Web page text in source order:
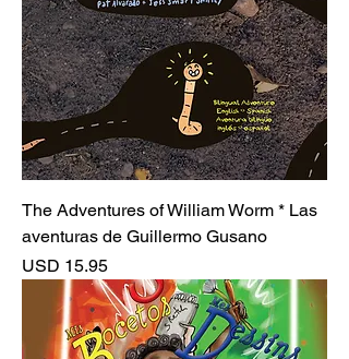
The Adventures of William Worm * Las
aventuras de Guillermo Gusano
Precio
USD 15.95